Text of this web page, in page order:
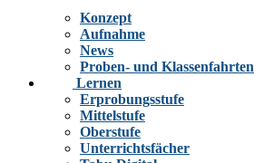
Konzept
Aufnahme
News
Proben- und Klassenfahrten
Lernen
Erprobungsstufe
Mittelstufe
Oberstufe
Unterrichtsfächer